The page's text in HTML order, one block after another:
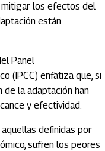
mitigar los efectos del
están
Panel
(IPCC) enfatiza que, si
de la adaptación han
y efectividad.
definidas por
sufren los peores